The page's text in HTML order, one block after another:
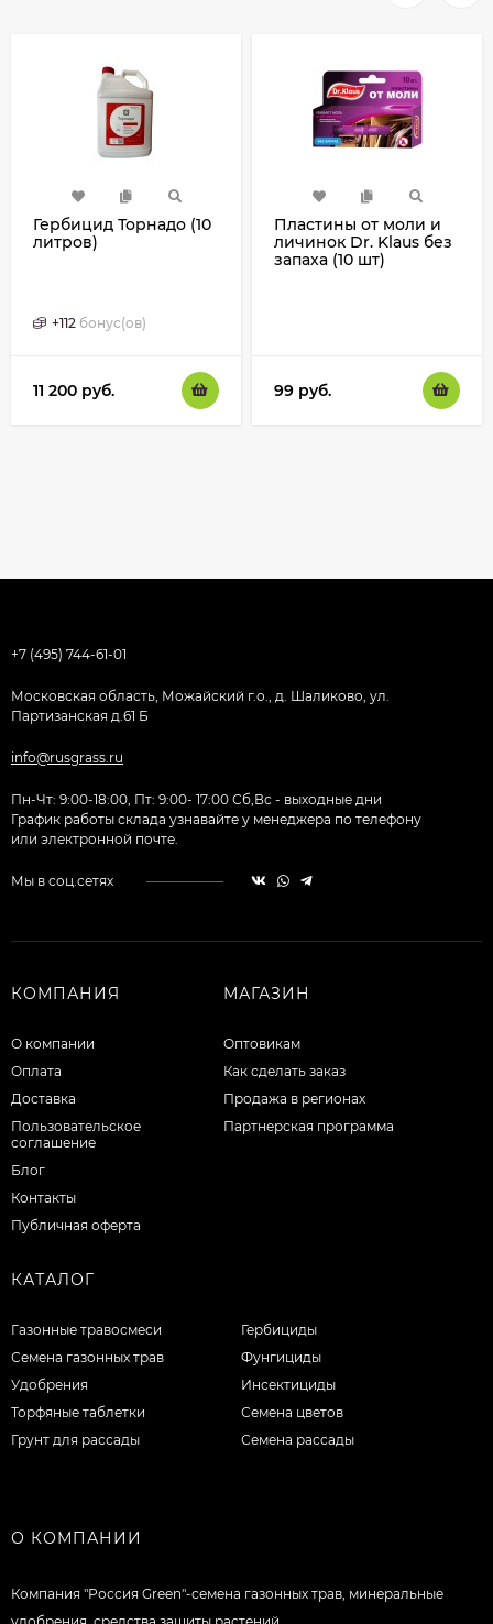
Гербицид Торнадо (10
литров)
+112 бонус(ов)
11 200 руб.
Пластины от моли и
личинок Dr. Klaus без
запаха (10 шт)
99 руб.
+7 (495) 744-61-01
Московская область, Можайский г.о., д. Шаликово, ул.
Партизанская д.61 Б
info@rusgrass.ru
Пн-Чт: 9:00-18:00, Пт: 9:00- 17:00 Сб,Вс - выходные дни
График работы склада узнавайте у менеджера по телефону
или электронной почте.
Мы в соц.сетях
КОМПАНИЯ
О компании
Оплата
Доставка
Пользовательское
соглашение
Блог
Контакты
Публичная оферта
МАГАЗИН
Оптовикам
Как сделать заказ
Продажа в регионах
Партнерская программа
КАТАЛОГ
Газонные травосмеси
Семена газонных трав
Удобрения
Торфяные таблетки
Грунт для рассады
Гербициды
Фунгициды
Инсектициды
Семена цветов
Семена рассады
О КОМПАНИИ
Компания "Россия Green"-семена газонных трав, минеральные